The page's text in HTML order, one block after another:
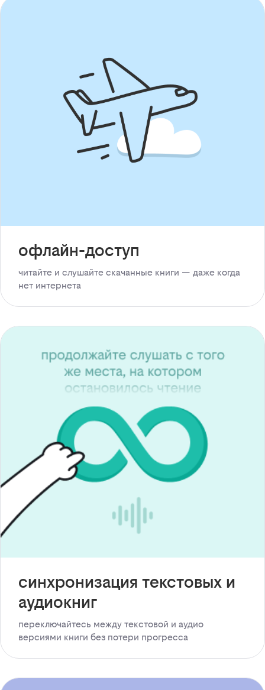
офлайн-доступ
читайте и слушайте скачанные книги — даже когда
нет интернета
синхронизация текстовых и
аудиокниг
переключайтесь между текстовой и аудио
версиями книги без потери прогресса